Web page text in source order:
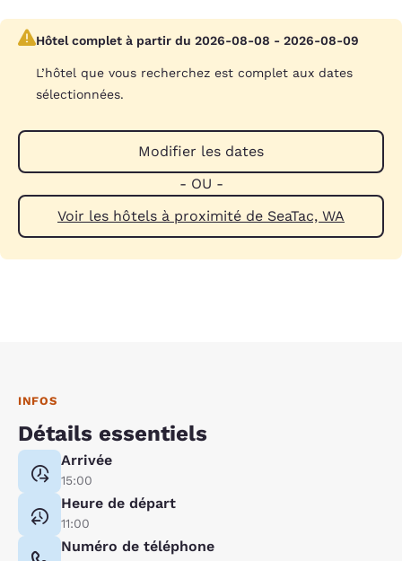
Hôtel complet à partir du 2026-08-08 - 2026-08-09
L’hôtel que vous recherchez est complet aux dates
sélectionnées.
Modifier les dates
- OU -
Voir les hôtels à proximité de SeaTac, WA
INFOS
Détails essentiels
Arrivée
15:00
Heure de départ
11:00
Numéro de téléphone